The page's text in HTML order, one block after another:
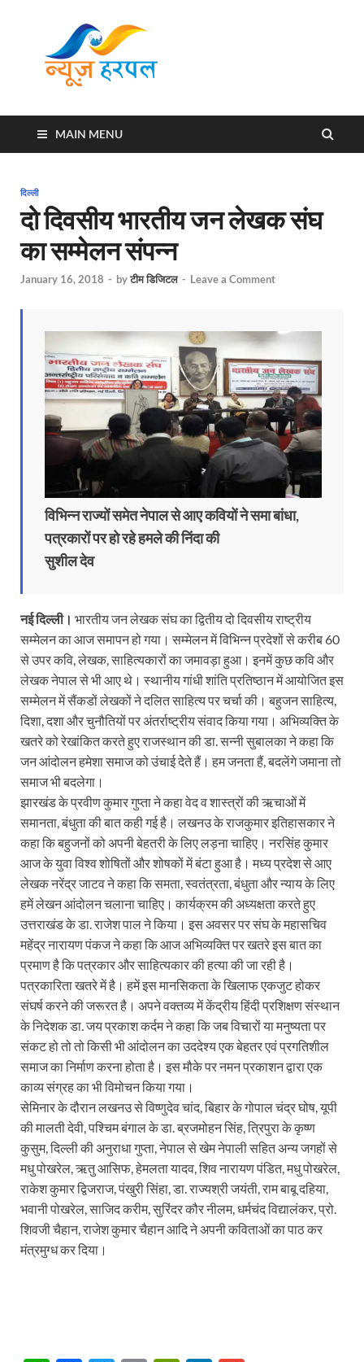
MAIN MENU
दिल्ली
दो दिवसीय भारतीय जन लेखक संघ
का सम्मेलन संपन्न
January 16, 2018 - byटीम डिजिटल - Leave a Comment
विभिन्न राज्यों समेत नेपाल से आए कवियों ने समा बांधा,
पत्रकारों पर हो रहे हमले की निंदा की
सुशील देव
नई दिल्ली। भारतीय जन लेखक संघ का द्वितीय दो दिवसीय राष्ट्रीय
सम्मेलन का आज समापन हो गया। सम्मेलन में विभिन्न प्रदेशों से करीब 60
से उपर कवि, लेखक, साहित्यकारों का जमावड़ा हुआ। इनमें कुछ कवि और
लेखक नेपाल से भी आए थे। स्थानीय गांधी शांति प्रतिष्ठान में आयोजित इस
सम्मेलन में सैंकडों लेखकों ने दलित साहित्य पर चर्चा की। बहुजन साहित्य,
दिशा, दशा और चुनौतियों पर अंतर्राष्ट्रीय संवाद किया गया। अभिव्यक्ति के
खतरे को रेखांकित करते हुए राजस्थान की डा. सन्नी सुबालका ने कहा कि
जन आंदोलन हमेशा समाज को उंचाई देेते हैं। हम जनता हैं, बदलेंगे जमाना तो
समाज भी बदलेगा।
झारखंड के प्रवीण कुमार गुप्ता ने कहा वेद व शास्त्रों की ऋचाओं में
समानता, बंधुता की बात कही गई है। लखनउ के राजकुमार इतिहासकार ने
कहा कि बहुजनों को अपनी बेहतरी के लिए लड़ना चाहिए। नरसिंह कुमार
आज के युवा विश्व शोषितों और शोषकों में बंटा हुआ है। मध्य प्रदेश से आए
लेखक नरेंद्र जाटव ने कहा कि समता, स्वतंत्रता, बंधुता और न्याय के लिए
हमें लेखन आंदोलन चलाना चाहिए। कार्यक्रम की अध्यक्षता करते हुए
उत्तराखंड के डा. राजेश पाल ने किया। इस अवसर पर संघ के महासचिव
महेंद्र नारायण पंकज ने कहा कि आज अभिव्यक्ति पर खतरे इस बात का
प्रमाण है कि पत्रकार और साहित्यकार की हत्या की जा रही है।
पत्रकारिता खतरे में है। हमें इस मानसिकता के खिलाफ एकजुट होकर
संघर्ष करने की जरूरत है। अपने वक्तव्य में केंद्रीय हिंदी प्रशिक्षण संस्थान
के निदेशक डा. जय प्रकाश कर्दम ने कहा कि जब विचारों या मनुष्यता पर
संकट हो तो तो किसी भी आंदोलन का उददेश्य एक बेहतर एवं प्रगतिशील
समाज का निर्माण करना होता है। इस मौके पर नमन प्रकाशन द्वारा एक
काव्य संग्रह का भी विमोचन किया गया।
सेमिनार के दौरान लखनउ से विष्णुदेव चांद, बिहार के गोपाल चंद्र घोष, यूपी
की मालती देवी, पश्चिम बंगाल के डा. ब्रजमोहन सिंह, त्रिपुरा के कृष्ण
कुसुम, दिल्ली की अनुराधा गुप्ता, नेपाल से खेम नेपाली सहित अन्य जगहों से
मधु पोखरेल, ऋतु आसिफ, हेमलता यादव, शिव नारायण पंडित, मधु पोखरेल,
राकेश कुमार द्विजराज, पंखुरी सिंहा, डा. राज्यश्री जयंती, राम बाबू दहिया,
भवानी पोखरेल, साजिद करीम, सुरिंदर कौर नीलम, धर्मचंद विद्यालंकर, प्रो.
शिवजी चैहान, राजेश कुमार चैहान आदि ने अपनी कविताओं का पाठ कर
मंत्रमुग्ध कर दिया।